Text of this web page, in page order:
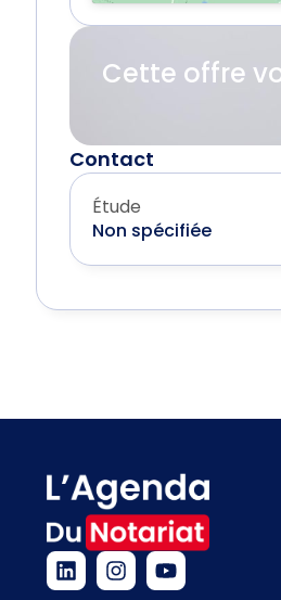
Cette offre
Contact
Étude
Non spécifiée